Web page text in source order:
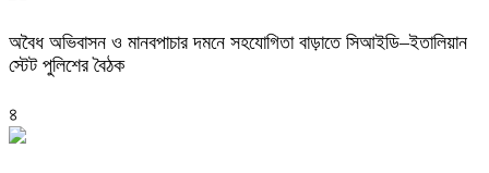
অবৈধ অভিবাসন ও মানবপাচার দমনে সহযোগিতা বাড়াতে সিআইডি–ইতালিয়ান
স্টেট পুলিশের বৈঠক
৪